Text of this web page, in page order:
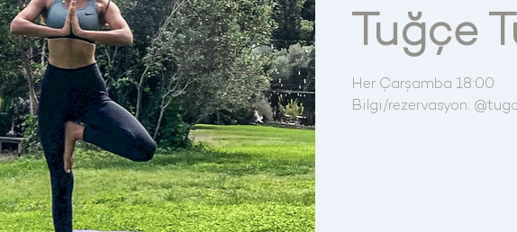
Tuğçe
Her Çarşamba 18:00
Bilgi/rezervasyon: